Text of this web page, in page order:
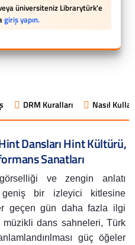
üniversiteniz Librarytürk'e
giriş yapın.
DRM Kuralları Nasıl
Dansları Hint Kültürü,
Sanatları
ve zengin anlatı
geniş bir izleyici kitlesine
geçen gün daha fazla ilgi
dans sahneleri, Türk
güç öğeler